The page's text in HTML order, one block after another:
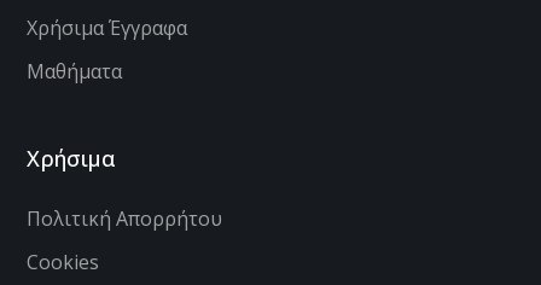
Χρήσιμα Έγγραφα
Μαθήματα
Χρήσιμα
Πολιτική Απορρήτου
Cookies